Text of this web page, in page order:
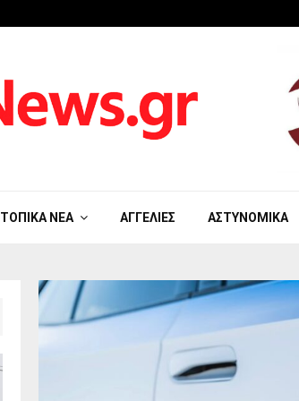
ΤΟΠΙΚΆ ΝΈΑ ΑΓΓΕΛΊΕΣ ΑΣΤΥΝΟΜΙΚΆ